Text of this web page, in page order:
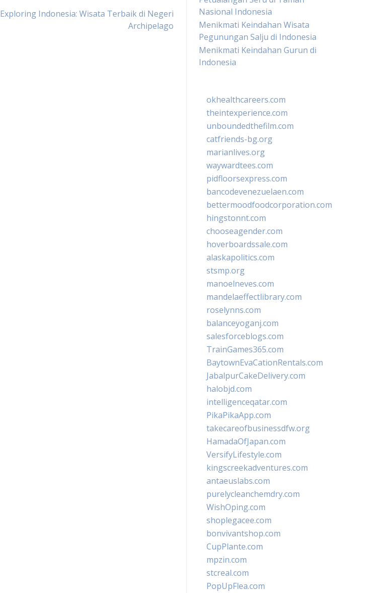
Exploring Indonesia: Wisata Terbaik di Negeri
Archipelago
Nasional Indonesia
Menikmati Keindahan Wisata
Pegunungan Salju di Indonesia
Menikmati Keindahan Gurun di
Indonesia
okhealthcareers.com
theintexperience.com
unboundedthefilm.com
catfriends-bg.org
marianlives.org
waywardtees.com
pidfloorsexpress.com
bancodevenezuelaen.com
bettermoodfoodcorporation.com
hingstonnt.com
chooseagender.com
hoverboardssale.com
alaskapolitics.com
stsmp.org
manoelneves.com
mandelaeffectlibrary.com
roselynns.com
balanceyoganj.com
salesforceblogs.com
TrainGames365.com
BaytownEvaCationRentals.com
JabalpurCakeDelivery.com
halobjd.com
intelligenceqatar.com
PikaPikaApp.com
takecareofbusinessdfw.org
HamadaOfJapan.com
VersifyLifestyle.com
kingscreekadventures.com
antaeuslabs.com
purelycleanchemdry.com
WishOping.com
shoplegacee.com
bonvivantshop.com
CupPlante.com
mpzin.com
stcreal.com
PopUpFlea.com